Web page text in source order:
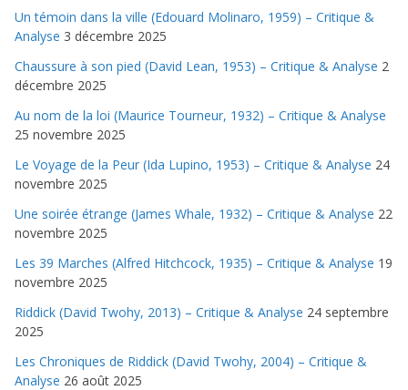
Un témoin dans la ville (Edouard Molinaro, 1959) – Critique &
Analyse 3 décembre 2025
Chaussure à son pied (David Lean, 1953) – Critique & Analyse 2
décembre 2025
Au nom de la loi (Maurice Tourneur, 1932) – Critique & Analyse
25 novembre 2025
Le Voyage de la Peur (Ida Lupino, 1953) – Critique & Analyse 24
novembre 2025
Une soirée étrange (James Whale, 1932) – Critique & Analyse 22
novembre 2025
Les 39 Marches (Alfred Hitchcock, 1935) – Critique & Analyse 19
novembre 2025
Riddick (David Twohy, 2013) – Critique & Analyse 24 septembre
2025
Les Chroniques de Riddick (David Twohy, 2004) – Critique &
Analyse 26 août 2025